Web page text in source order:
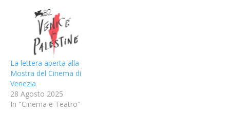
La lettera aperta alla
Mostra del Cinema di
Venezia
28 Agosto 2025
In "Cinema e Teatro"